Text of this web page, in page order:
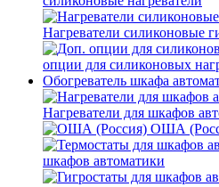
Нагреватели
опции для силиконовых
Обогреватель шкафа
Нагреватели для шкафов
ОША
шкафов автоматики